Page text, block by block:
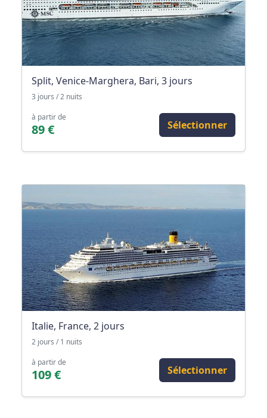
Split, Venice-Marghera, Bari, 3 jours
3 jours / 2 nuits
à partir de
89 € Sélectionner
Italie, France, 2 jours
2 jours / 1 nuits
à partir de
109 € Sélectionner